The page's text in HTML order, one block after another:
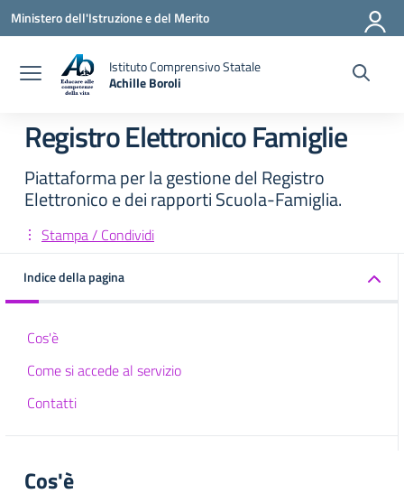
Vai ai contenuti
Vai al menu di navigazione
Vai al footer
Ministero dell'Istruzione e del Merito
Istituto Comprensivo Statale
Achille Boroli
Registro Elettronico Famiglie
Piattaforma per la gestione del Registro
Elettronico e dei rapporti Scuola-Famiglia.
Stampa / Condividi
Indice della pagina
Cos'è
Come si accede al servizio
Contatti
Cos'è